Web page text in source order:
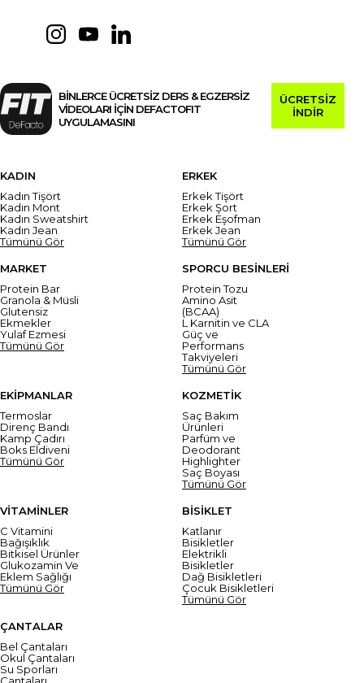
BİNLERCE ÜCRETSİZ DERS & EGZERSİZ
VİDEOLARI İÇİN DEFACTOFIT
UYGULAMASINI
ÜCRETSİZ
İNDİR
KADIN
Kadın Tişört
Kadın Mont
Kadın Sweatshirt
Kadın Jean
Tümünü Gör
ERKEK
Erkek Tişört
Erkek Şort
Erkek Eşofman
Erkek Jean
Tümünü Gör
MARKET
Protein Bar
Granola & Müsli
Glutensiz
Ekmekler
Yulaf Ezmesi
Tümünü Gör
SPORCU BESİNLERİ
Protein Tozu
Amino Asit
(BCAA)
L Karnitin ve CLA
Güç ve
Performans
Takviyeleri
Tümünü Gör
EKİPMANLAR
Termoslar
Direnç Bandı
Kamp Çadırı
Boks Eldiveni
Tümünü Gör
KOZMETİK
Saç Bakım
Ürünleri
Parfüm ve
Deodorant
Highlighter
Saç Boyası
Tümünü Gör
VİTAMİNLER
C Vitamini
Bağışıklık
Bitkisel Ürünler
Glukozamin Ve
Eklem Sağlığı
Tümünü Gör
BİSİKLET
Katlanır
Bisikletler
Elektrikli
Bisikletler
Dağ Bisikletleri
Çocuk Bisikletleri
Tümünü Gör
ÇANTALAR
Bel Çantaları
Okul Çantaları
Su Sporları